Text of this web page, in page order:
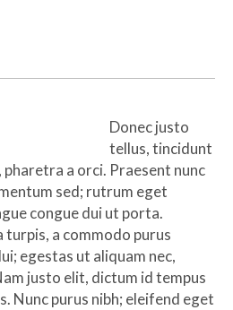
Donec justo
tellus, tincidunt
a orci. Praesent nunc
sed; rutrum eget
congue dui ut porta.
a commodo purus
egestas ut aliquam nec,
justo elit, dictum id tempus
Nunc purus nibh; eleifend eget